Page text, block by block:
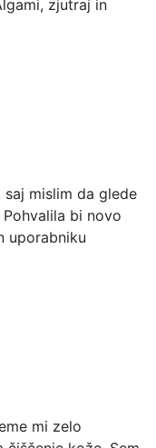
zjutraj in
saj mislim da glede
bi novo
uporabniku
mi zelo